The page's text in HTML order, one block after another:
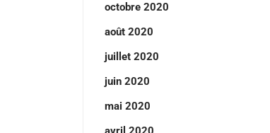
octobre 2020
août 2020
juillet 2020
juin 2020
mai 2020